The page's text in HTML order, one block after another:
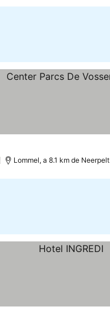
Lommel, a 8.1 km de Neerpelt